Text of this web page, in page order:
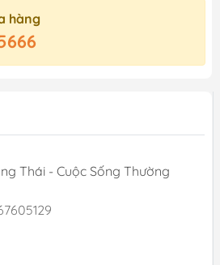
hàng
Thái - Cuộc Sống Thường